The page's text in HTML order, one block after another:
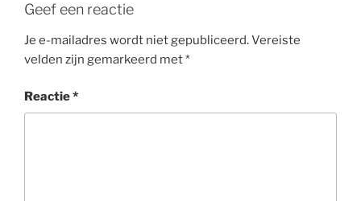
Geef een reactie
Je e-mailadres wordt niet gepubliceerd.Vereiste
velden zijn gemarkeerd met*
Reactie*